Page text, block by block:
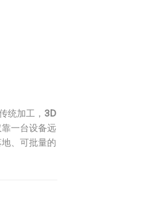
统加工， 3D
一台设备远
、可批量的